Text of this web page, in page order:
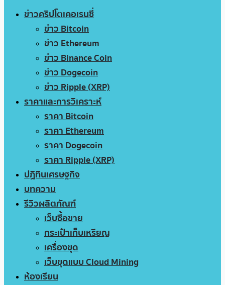
ข่าวคริปโตเคอเรนซี่
ข่าว Bitcoin
ข่าว Ethereum
ข่าว Binance Coin
ข่าว Dogecoin
ข่าว Ripple (XRP)
ราคาและการวิเคราะห์
ราคา Bitcoin
ราคา Ethereum
ราคา Dogecoin
ราคา Ripple (XRP)
ปฏิทินเศรษฐกิจ
บทความ
รีวิวผลิตภัณฑ์
เว็บซื้อขาย
กระเป๋าเก็บเหรียญ
เครื่องขุด
เว็บขุดแบบ Cloud Mining
ห้องเรียน